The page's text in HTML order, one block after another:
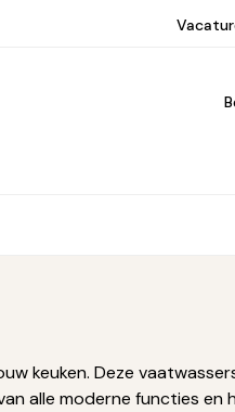
keuken. Deze
alle moderne functies en